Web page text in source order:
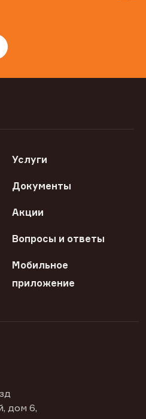
Услуги
Документы
Акции
Вопросы и ответы
Мобильное
приложение
дом 6,